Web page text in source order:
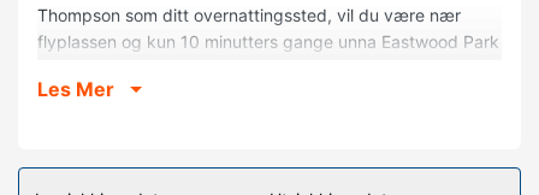
Thompson som ditt overnattingssted, vil du være nær
flyplassen og kun 10 minutters gange unna Eastwood Park
unna Plaza og 0,5 mi (0,9 km) unna Thompson Public
Les Mer